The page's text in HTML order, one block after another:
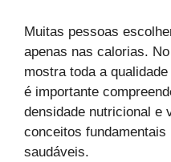
Muitas pessoas
apenas nas calorias.
mostra toda a
é importante
densidade nutricional e
conceitos
saudáveis.